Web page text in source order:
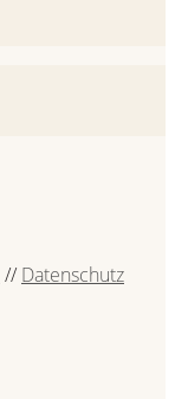
// Datenschutz